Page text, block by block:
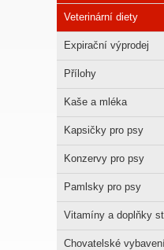
Veterinární diety
Expirační výprodej
Přílohy
Kaše a mléka
Kapsičky pro psy
Konzervy pro psy
Pamlsky pro psy
Vitamíny a doplňky
Chovatelské